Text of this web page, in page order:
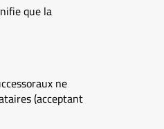
que la
ne
(acceptant